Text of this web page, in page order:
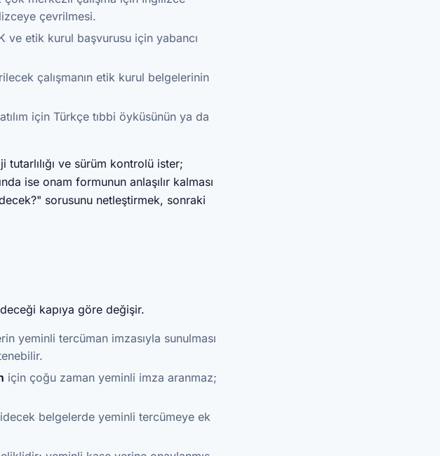
çevrilmesi.
ve etik kurul başvurusu için yabancı
çalışmanın etik kurul belgelerinin
için Türkçe tıbbi öyküsünün ya da
ve sürüm kontrolü ister;
ise onam formunun anlaşılır kalması
sorusunu netleştirmek, sonraki
kapıya göre değişir.
yeminli tercüman imzasıyla sunulması
için çoğu zaman yeminli imza aranmaz;
belgelerde yeminli tercümeye ek